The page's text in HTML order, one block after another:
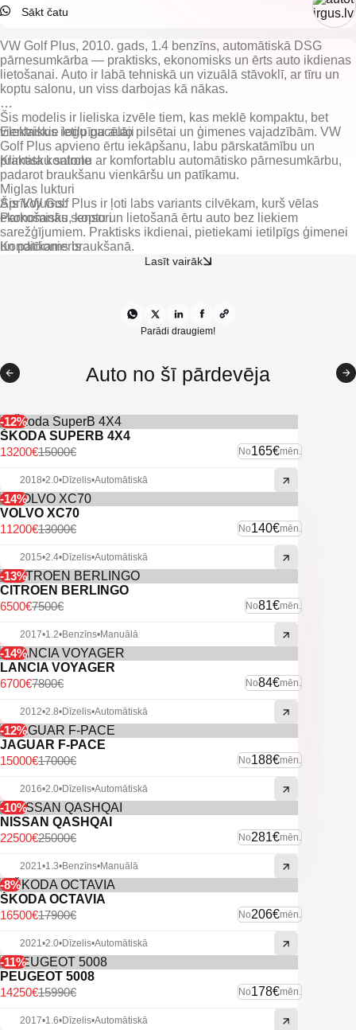
Sākt čatu
VW Golf Plus, 2010. gads, 1.4 benzīns, automātiskā DSG
pārnesumkārba — praktisks, ekonomisks un ērts auto ikdienas
lietošanai. Auto ir labā tehniskā un vizuālā stāvoklī, ar tīru un
koptu salonu, un viss darbojas kā nākas.
Šis modelis ir lieliska izvēle tiem, kas meklē kompaktu, bet
vienlaikus ietilpīgu auto pilsētai un ģimenes vajadzībām. VW
Golf Plus apvieno ērtu iekāpšanu, labu pārskatāmību un
praktisku salonu ar komfortablu automātisko pārnesumkārbu,
padarot braukšanu vienkāršu un patīkamu.
Elektriskie logu pacēlāji
Klimata kontrole
Miglas lukturi
Parkošanās sensori
Kondicionieris
Šis VW Golf Plus ir ļoti labs variants cilvēkam, kurš vēlas
ekonomisku, koptu un lietošanā ērtu auto bez liekiem
sarežģījumiem. Praktisks ikdienai, pietiekami ietilpīgs ģimenei
un patīkams braukšanā.
Lasīt vairāk
Parādi draugiem!
Auto no šī pārdevēja
-12%
ŠKODA SUPERB 4X4
No165€mēn.
15000€
13200€
2018•2.0•Dīzelis•Automātiskā
-14%
VOLVO XC70
No140€mēn.
13000€
11200€
2015•2.4•Dīzelis•Automātiskā
-13%
CITROEN BERLINGO
No81€mēn.
7500€
6500€
2017•1.2•Benzīns•Manuālā
-14%
LANCIA VOYAGER
No84€mēn.
7800€
6700€
2012•2.8•Dīzelis•Automātiskā
-12%
JAGUAR F-PACE
No188€mēn.
17000€
15000€
2016•2.0•Dīzelis•Automātiskā
-10%
NISSAN QASHQAI
No281€mēn.
25000€
22500€
2021•1.3•Benzīns•Manuālā
-8%
ŠKODA OCTAVIA
No206€mēn.
17900€
16500€
2021•2.0•Dīzelis•Automātiskā
-11%
PEUGEOT 5008
No178€mēn.
15990€
14250€
2017•1.6•Dīzelis•Automātiskā